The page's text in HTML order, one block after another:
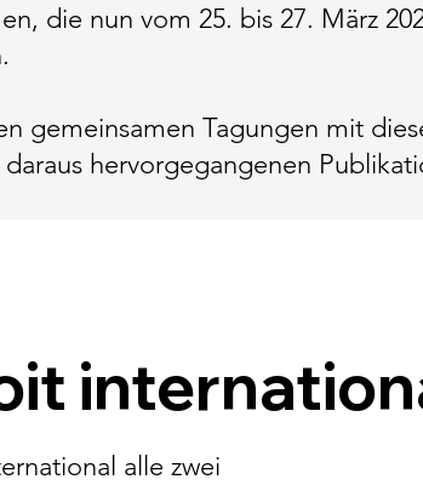
die nun vom 25. bis 27. März
gemeinsamen Tagungen mit
hervorgegangenen
alle zwei